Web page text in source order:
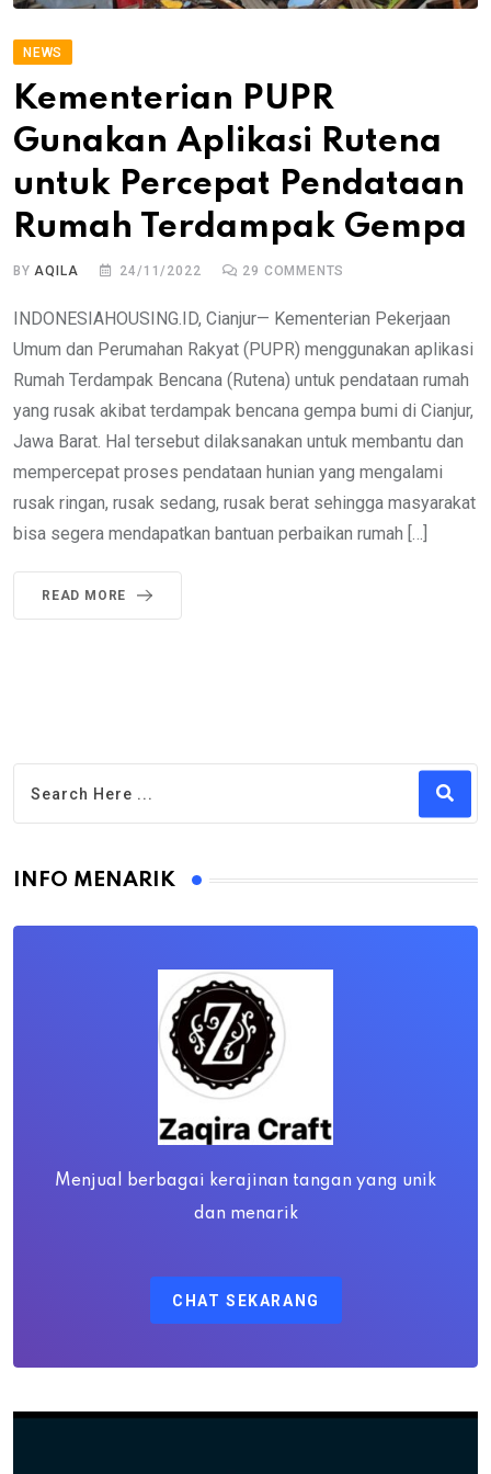
NEWS
Kementerian PUPR
Gunakan Aplikasi Rutena
untuk Percepat Pendataan
Rumah Terdampak Gempa
BYAQILA 24/11/2022 29 COMMENTS
INDONESIAHOUSING.ID, Cianjur— Kementerian Pekerjaan
Umum dan Perumahan Rakyat (PUPR) menggunakan aplikasi
Rumah Terdampak Bencana (Rutena) untuk pendataan rumah
yang rusak akibat terdampak bencana gempa bumi di Cianjur,
Jawa Barat. Hal tersebut dilaksanakan untuk membantu dan
mempercepat proses pendataan hunian yang mengalami
rusak ringan, rusak sedang, rusak berat sehingga masyarakat
bisa segera mendapatkan bantuan perbaikan rumah […]
READ MORE
INFO MENARIK
Menjual berbagai kerajinan tangan yang unik
dan menarik
CHAT SEKARANG